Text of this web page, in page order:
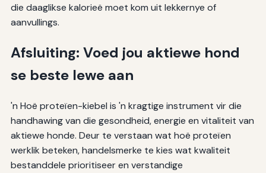
die daaglikse kalorieë moet kom uit lekkernye of
aanvullings.
Afsluiting: Voed jou aktiewe hond
se beste lewe aan
'n Hoë proteïen-kiebel is 'n kragtige instrument vir die
handhawing van die gesondheid, energie en vitaliteit van
aktiewe honde. Deur te verstaan wat hoë proteïen
werklik beteken, handelsmerke te kies wat kwaliteit
bestanddele prioritiseer en verstandige